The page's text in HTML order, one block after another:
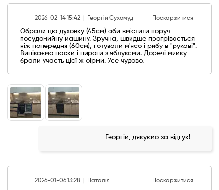
2026-02-14 15:42 | Георгій Сухомуд Поскаржитися
Обрали цю духовку (45см) аби вмістити поруч
посудомийну машину. Зручна, швидше прогрівається
ніж попередня (60см), готували м'ясо і рибу в "рукаві".
Випікаємо паски і пироги з яблуками. Доречі мийку
брали участь цієї ж фірми. Усе чудово.
Георгій, дякуємо за відгук!
2026-01-06 13:28 | Наталія Поскаржитися